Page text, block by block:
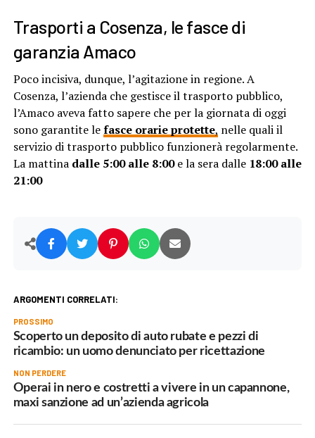
Trasporti a Cosenza, le fasce di
garanzia Amaco
Poco incisiva, dunque, l’agitazione in regione. A
Cosenza, l’azienda che gestisce il trasporto pubblico,
l’Amaco aveva fatto sapere che per la giornata di oggi
sono garantite lefasce orarie protette, nelle quali il
servizio di trasporto pubblico funzionerà regolarmente.
La mattina dalle 5:00 alle 8:00e la sera dalle 18:00 alle
21:00
ARGOMENTI CORRELATI:
PROSSIMO
Scoperto un deposito di auto rubate e pezzi di
ricambio: un uomo denunciato per ricettazione
NON PERDERE
Operai in nero e costretti a vivere in un capannone,
maxi sanzione ad un’azienda agricola